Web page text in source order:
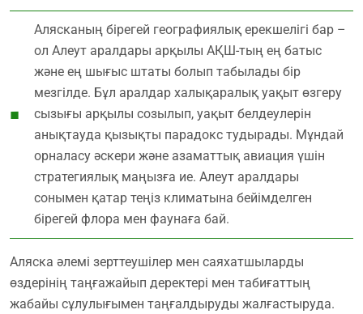
Алясканың бірегей географиялық ерекшелігі бар –
ол Алеут аралдары арқылы АҚШ-тың ең батыс
және ең шығыс штаты болып табылады бір
мезгілде. Бұл аралдар халықаралық уақыт өзгеру
сызығы арқылы созылып, уақыт белдеулерін
анықтауда қызықты парадокс тудырады. Мұндай
орналасу әскери және азаматтық авиация үшін
стратегиялық маңызға ие. Алеут аралдары
сонымен қатар теңіз климатына бейімделген
бірегей флора мен фаунаға бай.
Аляска әлемі зерттеушілер мен саяхатшыларды
өздерінің таңғажайып деректері мен табиғаттың
жабайы сұлулығымен таңғалдыруды жалғастыруда.